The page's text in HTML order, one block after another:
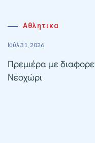
Αθλητικα
Ιούλ 31, 2026
Πρεμιέρα με
Νεοχώρι